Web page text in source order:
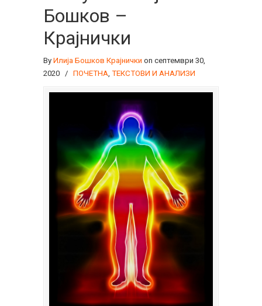
Бошков –
Крајнички
By Илија Бошков Крајнички on септември 30,
2020 / ПОЧЕТНА, ТЕКСТОВИ И АНАЛИЗИ